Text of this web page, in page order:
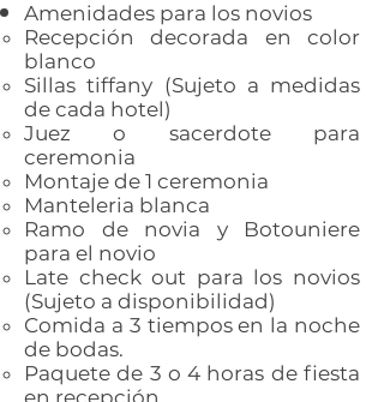
Amenidades para los novios
Recepción​ decorada en color
blanco
Sillas tiffany (Sujeto a medidas
de cada hotel)
Juez o sacerdote para
ceremonia
Montaje de 1 ceremonia
Manteleria blanca
Ramo de novia y Botouniere
para el novio
Late check out para los novios
(Sujeto a disponibilidad)
Comida a 3 tiempos en la noche
de bodas.
Paquete de 3 o 4 horas de fiesta
en recepción.